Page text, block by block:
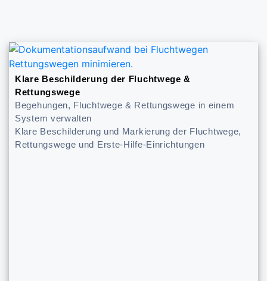
Klare Beschilderung der Fluchtwege &
Rettungswege
Begehungen, Fluchtwege & Rettungswege in einem
System verwalten
Klare Beschilderung und Markierung der Fluchtwege,
Rettungswege und Erste-Hilfe-Einrichtungen